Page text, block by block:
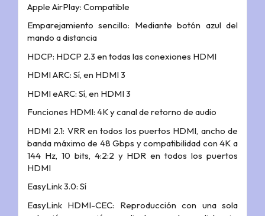
Apple AirPlay: Compatible
Emparejamiento sencillo: Mediante botón azul del
mando a distancia
HDCP: HDCP 2.3 en todas las conexiones HDMI
HDMI ARC: Sí, en HDMI 3
HDMI eARC: Sí, en HDMI 3
Funciones HDMI: 4K y canal de retorno de audio
HDMI 2.1: VRR en todos los puertos HDMI, ancho de
banda máximo de 48 Gbps y compatibilidad con 4K a
144 Hz, 10 bits, 4:2:2 y HDR en todos los puertos
HDMI
EasyLink 3.0: Sí
EasyLink HDMI-CEC: Reproducción con una sola